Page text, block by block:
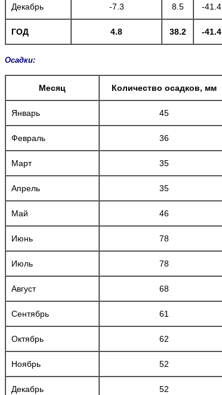
Декабрь -7.3 8.5 -41.4
ГОД 4.8 38.2 -41.4
Осадки:
Месяц Количество осадков, мм
Январь 45
Февраль 36
Март 35
Апрель 35
Май 46
Июнь 78
Июль 78
Август 68
Сентябрь 61
Октябрь 62
Ноябрь 52
Декабрь 52